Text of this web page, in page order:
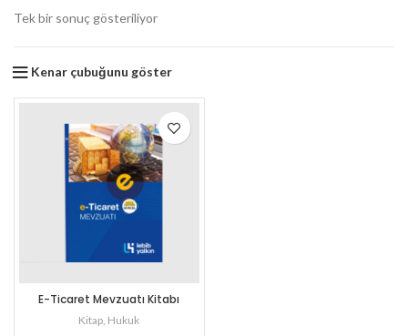
Tek bir sonuç gösteriliyor
Kenar çubuğunu göster
E-Ticaret Mevzuatı Kitabı
Kitap Hukuk